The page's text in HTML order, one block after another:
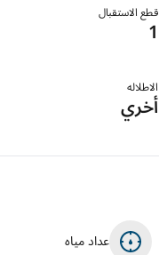
قطع الاستقبال
1
الاطلاله
أخري
عداد مياه